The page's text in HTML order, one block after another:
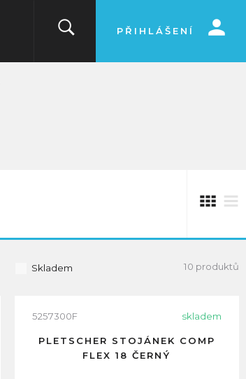
PŘIHLÁŠENÍ
Skladem 10 produktů
5257300F skladem
PLETSCHER STOJÁNEK COMP
FLEX 18 ČERNÝ